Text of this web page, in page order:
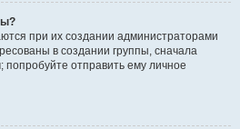
при их создании администраторами
в создании группы, сначала
попробуйте отправить ему личное